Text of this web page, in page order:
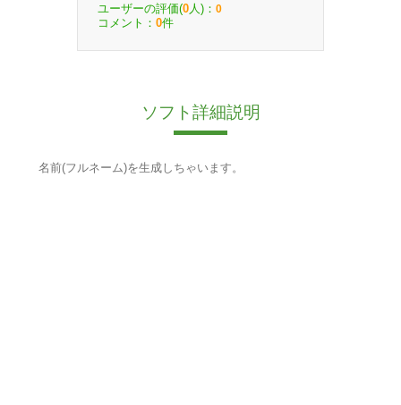
ユーザーの評価(0 人)： 0
コメント： 0件
ソフト詳細説明
名前(フルネーム)を生成しちゃいます。